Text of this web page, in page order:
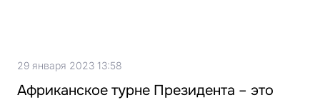
29 января 2023 13:58
Африканское турне Президента – это